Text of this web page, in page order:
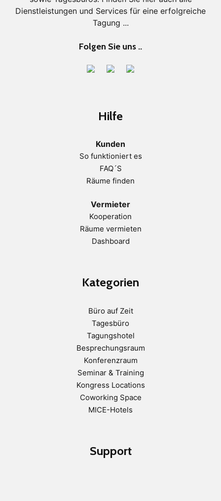
Dienstleistungen und Services für eine erfolgreiche
Tagung ...
Folgen Sie uns ..
Hilfe
Kunden
So funktioniert es
FAQ´S
Räume finden
Vermieter
Kooperation
Räume vermieten
Dashboard
Kategorien
Büro auf Zeit
Tagesbüro
Tagungshotel
Besprechungsraum
Konferenzraum
Seminar & Training
Kongress Locations
Coworking Space
MICE-Hotels
Support